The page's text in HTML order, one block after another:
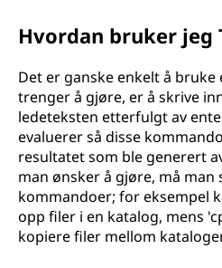
Hvordan bruker jeg
Det er ganske enkelt å
trenger å gjøre, er å skrive
ledeteksten etterfulgt av
evaluerer så disse
resultatet som ble generert
man ønsker å gjøre, må
kommandoer; for eksempel
opp filer i en katalog, mens
kopiere filer mellom